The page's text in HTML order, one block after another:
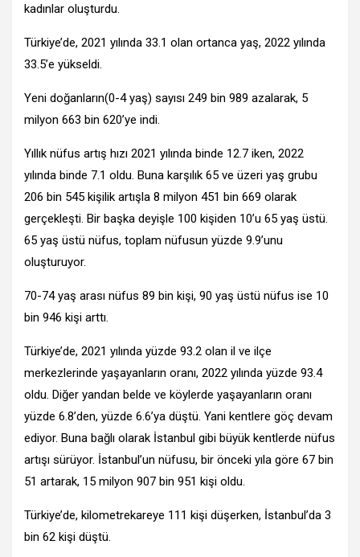
kadınlar oluşturdu.
Türkiye’de, 2021 yılında 33.1 olan ortanca yaş, 2022 yılında
33.5’e yükseldi.
Yeni doğanların(0-4 yaş) sayısı 249 bin 989 azalarak, 5
milyon 663 bin 620’ye indi.
Yıllık nüfus artış hızı 2021 yılında binde 12.7 iken, 2022
yılında binde 7.1 oldu. Buna karşılık 65 ve üzeri yaş grubu
206 bin 545 kişilik artışla 8 milyon 451 bin 669 olarak
gerçekleşti. Bir başka deyişle 100 kişiden 10’u 65 yaş üstü.
65 yaş üstü nüfus, toplam nüfusun yüzde 9.9’unu
oluşturuyor.
70-74 yaş arası nüfus 89 bin kişi, 90 yaş üstü nüfus ise 10
bin 946 kişi arttı.
Türkiye’de, 2021 yılında yüzde 93.2 olan il ve ilçe
merkezlerinde yaşayanların oranı, 2022 yılında yüzde 93.4
oldu. Diğer yandan belde ve köylerde yaşayanların oranı
yüzde 6.8’den, yüzde 6.6’ya düştü. Yani kentlere göç devam
ediyor. Buna bağlı olarak İstanbul gibi büyük kentlerde nüfus
artışı sürüyor. İstanbul’un nüfusu, bir önceki yıla göre 67 bin
51 artarak, 15 milyon 907 bin 951 kişi oldu.
Türkiye’de, kilometrekareye 111 kişi düşerken, İstanbul’da 3
bin 62 kişi düştü.